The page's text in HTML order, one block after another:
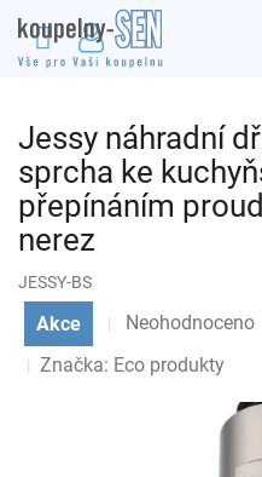
na
obsah
Jessy náhradní
sprcha ke
přepínáním
nerez
JESSY-BS
Akce
Průměrné
produktu
Neohodnoceno
Značka: Eco produkty